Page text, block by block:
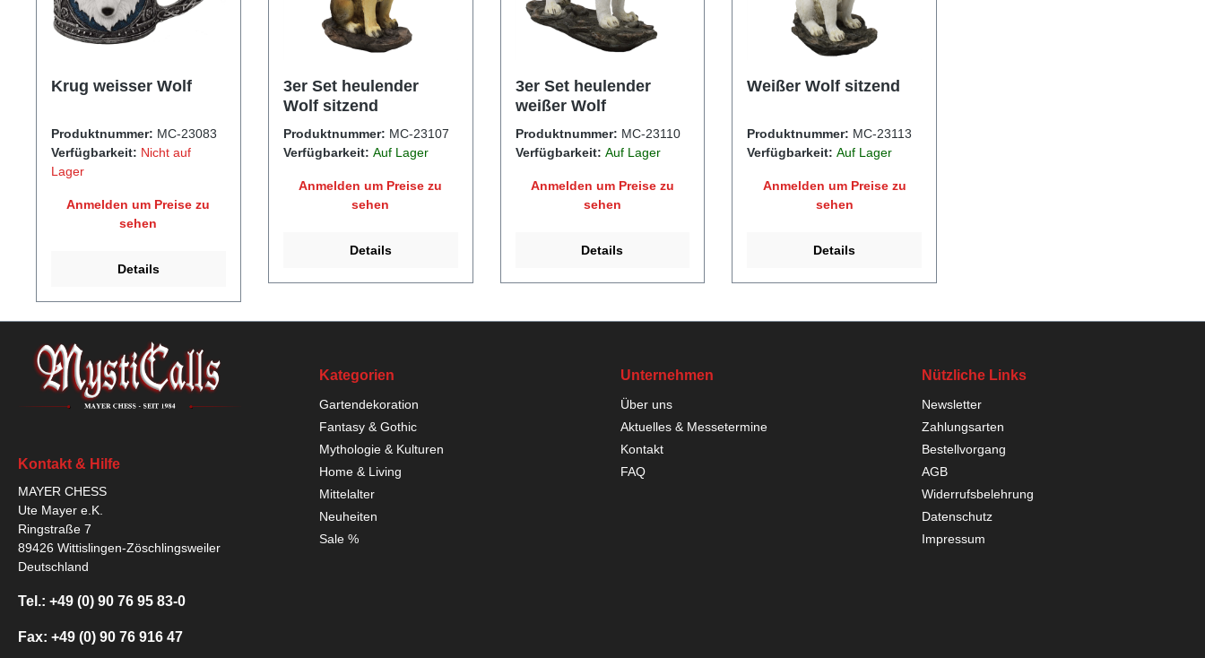
Krug weisser Wolf
Produktnummer: MC-23083
Verfügbarkeit: Nicht auf
Lager
Anmelden um Preise zu
sehen
Details
3er Set heulender
Wolf sitzend
Produktnummer: MC-23107
Verfügbarkeit: Auf Lager
Anmelden um Preise zu
sehen
Details
3er Set heulender
weißer Wolf
Produktnummer: MC-23110
Verfügbarkeit: Auf Lager
Anmelden um Preise zu
sehen
Details
Weißer Wolf sitzend
Produktnummer: MC-23113
Verfügbarkeit:Auf Lager
Anmelden um Preise zu
sehen
Details
Kontakt & Hilfe
MAYER CHESS
Ute Mayer e.K.
Ringstraße 7
89426 Wittislingen-Zöschlingsweiler
Deutschland
Tel.: +49 (0) 90 76 95 83-0
Fax: +49 (0) 90 76 916 47
Kategorien
Gartendekoration
Fantasy & Gothic
Mythologie & Kulturen
Home & Living
Mittelalter
Neuheiten
Sale %
Unternehmen
Über uns
Aktuelles & Messetermine
Kontakt
FAQ
Nützliche Links
Newsletter
Zahlungsarten
Bestellvorgang
AGB
Widerrufsbelehrung
Datenschutz
Impressum